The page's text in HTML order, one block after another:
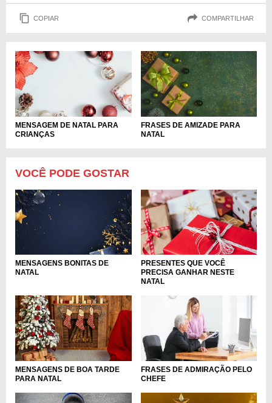
COPIAR COMPARTILHAR
MENSAGEM DE NATAL PARA
CRIANÇAS
FRASES DE AMIZADE PARA
NATAL
VOCÊ PODE GOSTAR
MENSAGENS BONITAS DE
NATAL
PRESENTES QUE VOCÊ
PRECISA GANHAR NESTE
NATAL
MENSAGENS DE BOA TARDE
PARA NATAL
FRASES DE ADMIRAÇÃO PELO
CHEFE